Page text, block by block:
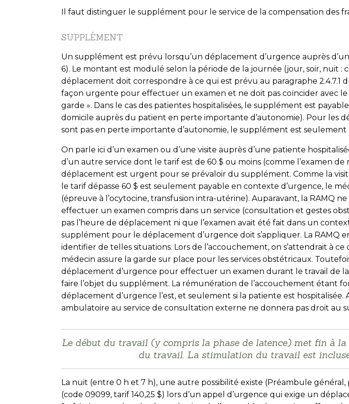
Il faut distinguer le supplément pour le service de la compensation des
SUPPLÉMENT
Un supplément est prévu lorsqu’un déplacement d’urgence auprès
6). Le montant est modulé selon la période de la journée (jour, soir, nuit :
dépla­cement doit correspondre à ce qui est prévu au paragraphe
façon urgente pour effectuer un examen et ne doit pas coïncider avec
garde ». Dans le cas des patientes hospitalisées, le supplément est
domicile auprès du patient en perte importante d’autonomie). Pour les
sont pas en perte importante d’autonomie, le supplément est
On parle ici d’un examen ou d’une visite auprès d’une patiente
d’un autre service dont le tarif est de 60 $ ou moins (comme l’examen
déplacement est urgent pour se prévaloir du supplément. Comme la
le tarif dépasse 60 $ est seulement payable en contexte d’urgence, le
(épreuve à l’ocytocine, transfusion intra-utérine). Auparavant, la RAMQ
effectuer un examen compris dans un service (consultation et gestes
pas l’heure de déplacement ni que l’examen avait été fait dans un
supplément pour le déplacement d’urgence doit s’appliquer. La
identifier de telles situations. Lors de l’accouchement, on s’attendrait à
médecin assure la garde sur place pour les services obstétricaux.
déplacement d’urgence pour effectuer un examen durant le travail de
faire l’objet du supplément. La rémunération de l’accouchement étant
déplacement d’urgence l’est, et seulement si la patiente est
ambulatoire au service de consultation externe ne donnera pas droit au
Le début du travail (y compris la phase de latence) met fin à
du travail. La stimulation du travail est incluse
La nuit (entre 0 h et 7 h), une autre possibilité existe (Pré­ambule
(code 09099, tarif 140,25 $) lors d’un appel d’urgence qui exige un